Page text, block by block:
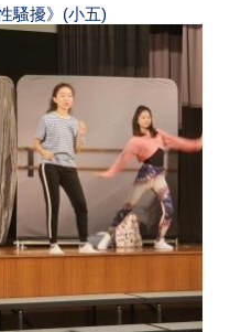
騷擾》(小五)